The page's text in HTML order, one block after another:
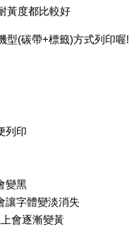
黃度都比較好
型(碳帶+標籤)方式列印喔!
列印
變黑
讓字體變淡消失
會逐漸變黃